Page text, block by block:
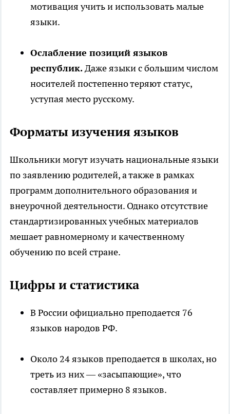
мотивация учить и использовать малые
языки.
Ослабление позиций языков
республик.Даже языки с большим числом
носителей постепенно теряют статус,
уступая место русскому.
Форматы изучения языков
Школьники могут изучать национальные языки
по заявлению родителей, а также в рамках
программ дополнительного образования и
внеурочной деятельности. Однако отсутствие
стандартизированных учебных материалов
мешает равномерному и качественному
обучению по всей стране.
Цифры и статистика
В России официально преподается 76
языков народов РФ.
Около 24 языков преподается в школах, но
треть из них — «засыпающие», что
составляет примерно 8 языков.